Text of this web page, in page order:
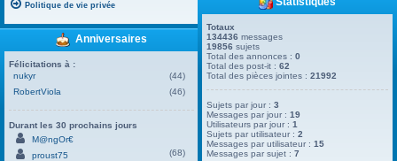
Politique de vie privée
Anniversaires
Félicitations à :
nukyr
(44)
RobertViola
(46)
Durant les 30 prochains jours
M@ngOr€
proust75
(68)
Totaux
134436 messages
19856 sujets
Total des annonces :0
Total des post-it :62
Total des pièces jointes :21992
Sujets par jour :3
Messages par jour :19
Utilisateurs par jour :1
Sujets par utilisateur :2
Messages par utilisateur :15
Messages par sujet :7